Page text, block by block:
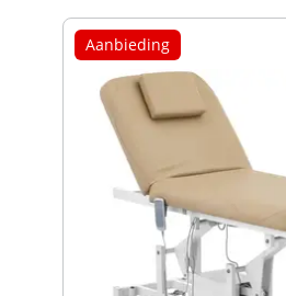
Aanbieding